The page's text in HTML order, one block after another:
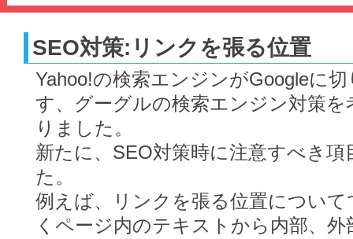
SEO対策:リンクを張る位置
Yahoo!の検索エンジンがGoogleに
す、グーグルの検索エンジン対策
りました。
新たに、SEO対策時に注意すべき
た。
例えば、リンクを張る位置につい
くページ内のテキストから内部、